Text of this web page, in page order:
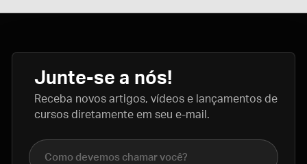
Junte-se a nós!
Receba novos artigos, vídeos e lançamentos de
cursos diretamente em seu e-mail.
Nome completo